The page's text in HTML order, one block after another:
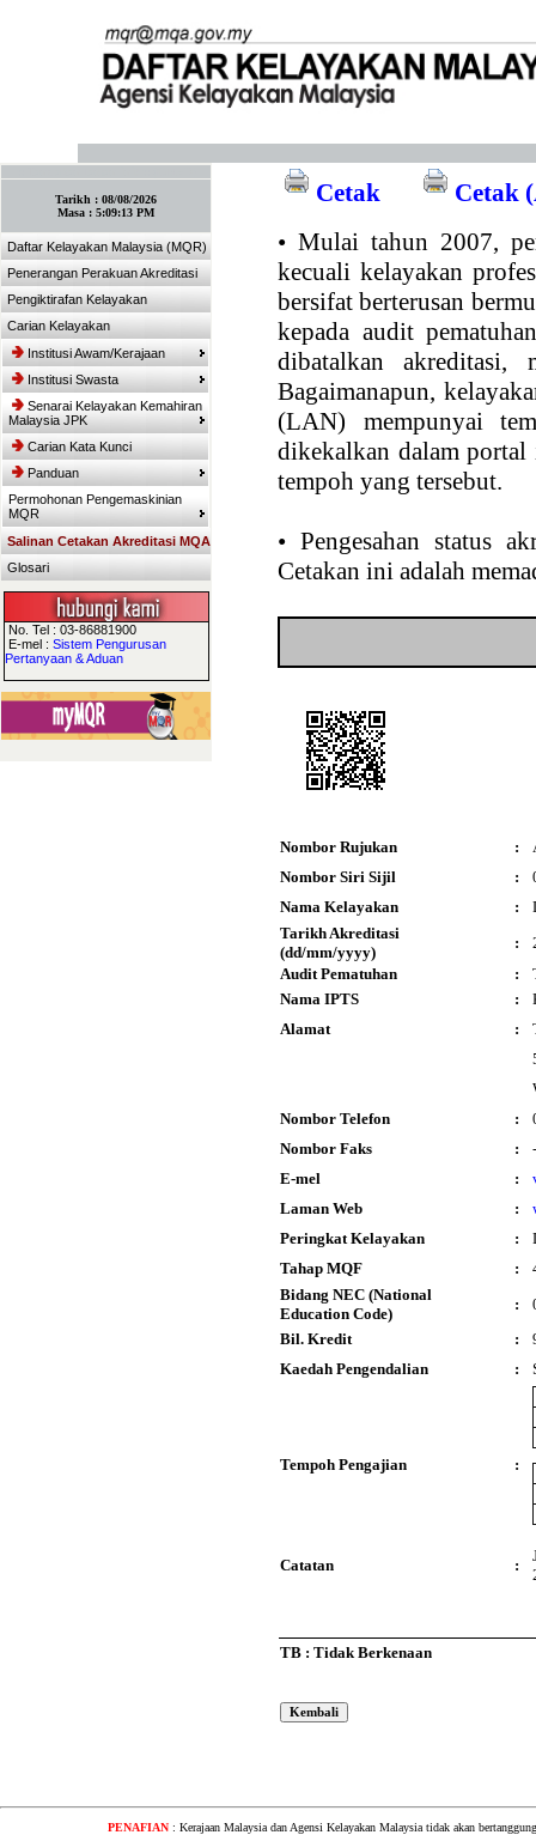
Tarikh : 08/08/2026
Masa : 5:09:13 PM
Daftar Kelayakan Malaysia (MQR)
Penerangan Perakuan Akreditasi
Pengiktirafan Kelayakan
Carian Kelayakan
Institusi Awam/Kerajaan
Institusi Swasta
Senarai Kelayakan Kemahiran
Malaysia JPK
Carian Kata Kunci
Panduan
Permohonan Pengemaskinian
MQR
Salinan Cetakan Akreditasi MQA
Glosari
No. Tel : 03-86881900
E-mel : Sistem Pengurusan
Pertanyaan & Aduan
Cetak
Cetak
• Mulai tahun 2007,
kecuali kelayakan
bersifat berterusan
kepada audit
dibatalkan akreditasi,
Bagaimanapun,
(LAN) mempunyai
dikekalkan dalam portal
tempoh yang tersebut.
• Pengesahan status
Cetakan ini adalah
Nombor Rujukan :
Nombor Siri Sijil
:
Nama Kelayakan
:
Tarikh Akreditasi
(dd/mm/yyyy)
:
Audit Pematuhan
:
Nama IPTS
:
Alamat
:
Nombor Telefon
:
Nombor Faks
:
-
E-mel
:
Laman Web
:
Peringkat Kelayakan
:
Tahap MQF
:
Bidang NEC (National
Education Code)
:
Bil. Kredit
:
Kaedah Pengendalian
:
Tempoh Pengajian :
Catatan :
TB : Tidak Berkenaan
PENAFIAN : Kerajaan Malaysia dan Agensi Kelayakan Malaysia tidak akan